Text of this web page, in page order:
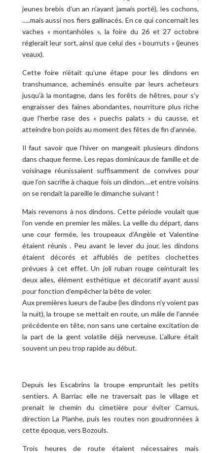
jeunes brebis d’un an n’ayant jamais porté), les cochons,
…..mais aussi nos fiers gallinacés. En ce qui concernait les
vaches « montanhòles », la foire du 26 et 27 octobre
réglerait leur sort, ainsi que celui des « bourruts » (jeunes
veaux).
Cette foire n’était qu’une étape pour les dindons en
transhumance, acheminés ensuite par leurs acheteurs
jusqu’à la montagne, dans les forêts de hêtres, pour s’y
engraisser des faines abondantes, nourriture plus riche
que l’herbe rase des « puechs palats » du causse, et
atteindre bon poids au moment des fêtes de fin d’année.
Il faut savoir que l’hiver on mangeait plusieurs dindons
dans chaque ferme. Les repas dominicaux de famille et de
voisinage réunissaient suffisamment de convives pour
que l’on sacrifie à chaque fois un dindon….et entre voisins
on se rendait la pareille le dimanche suivant !
Mais revenons à nos dindons. Cette période voulait que
l’on vende en premier les mâles. La veille du départ, dans
une cour fermée, les troupeaux d’Angèle et Valentine
étaient réunis . Peu avant le lever du jour, les dindons
étaient décorés et affublés de petites clochettes
prévues à cet effet. Un joli ruban rouge ceinturait les
deux ailes, élément esthétique et décoratif ayant aussi
pour fonction d’empêcher la bête de voler.
Aux premières lueurs de l’aube (les dindons n’y voient pas
la nuit), la troupe se mettait en route, un mâle de l’année
précédente en tête, non sans une certaine excitation de
la part de la gent volatile déjà nerveuse. L’allure était
souvent un peu trop rapide au début.
Depuis les Escabrins la troupe empruntait les petits
sentiers. A Barriac elle ne traversait pas le village et
prenait le chemin du cimetière pour éviter Carnus,
direction La Planhe, puis les routes non goudronnées à
cette époque, vers Bozouls.
Trois heures de route étaient nécessaires mais